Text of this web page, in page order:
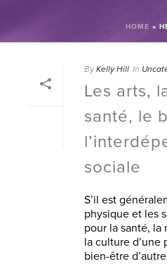
HOME »
By Kelly Hill In
Les arts,
santé, le
sociale
S’il est
physique et les
pour la santé, la
la culture d’une
bien-être